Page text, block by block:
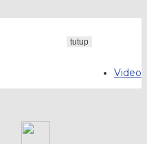
Video
tutup